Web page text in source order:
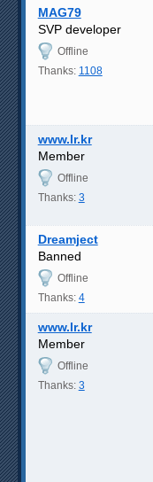
MAG79
SVP developer
Offline
Thanks: 1108
www.lr.kr
Member
Offline
Thanks: 3
Dreamject
Banned
Offline
Thanks: 4
www.lr.kr
Member
Offline
Thanks: 3